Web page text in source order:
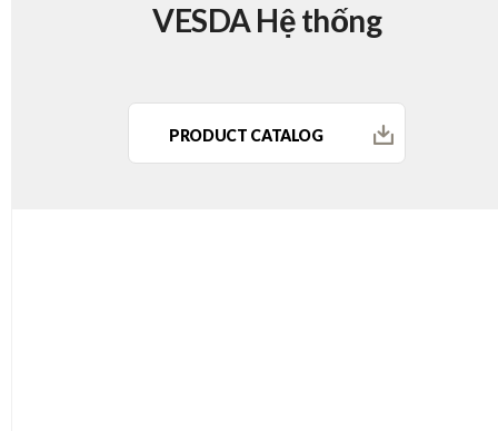
VESDA Hệ thống
PRODUCT CATALOG